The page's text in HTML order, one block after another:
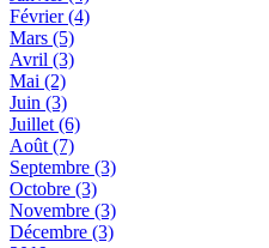
Février(4)
Mars (5)
Avril (3)
Mai (2)
Juin (3)
Juillet (6)
Août (7)
Septembre (3)
Octobre (3)
Novembre (3)
Décembre (3)